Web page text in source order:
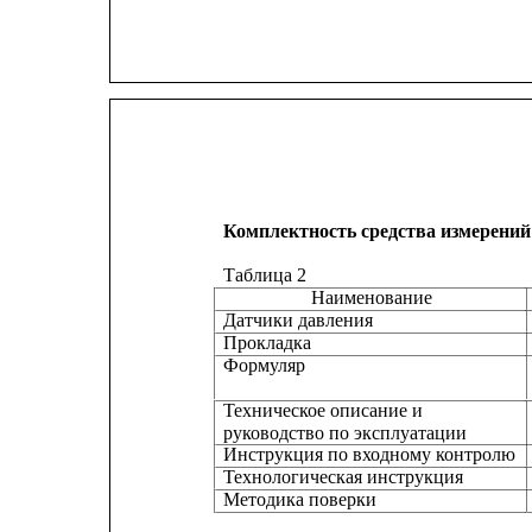
Комплектность средства измерений
Таблица 2
Наименование
Датчики давления
Прокладка
Формуляр
Техническое описание и
руководство по эксплуатации
Инструкция по входному контролю
Технологическая инструкция
Методика поверки